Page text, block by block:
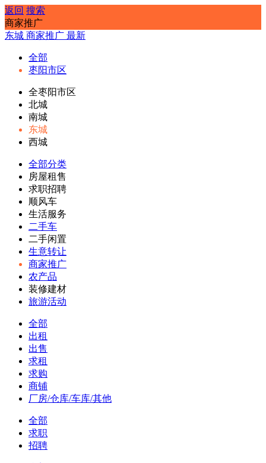
返回 搜索
商家推广
东城 商家推广 最新
全部
枣阳市区
全枣阳市区
北城
南城
东城
西城
全部分类
房屋租售
求职招聘
顺风车
生活服务
二手车
二手闲置
生意转让
商家推广
农产品
装修建材
旅游活动
全部
出租
出售
求租
求购
商铺
厂房/仓库/车库/其他
全部
求职
招聘